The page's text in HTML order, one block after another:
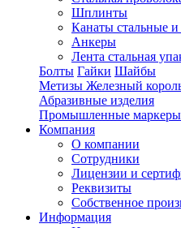
Шплинты
Канаты стальные
Анкеры
Лента стальная
Болты Гайки Шайбы
Метизы Железный
Абразивные изделия
Промышленные маркеры
Компания
О компании
Сотрудники
Лицензии и
Реквизиты
Собственное
Информация